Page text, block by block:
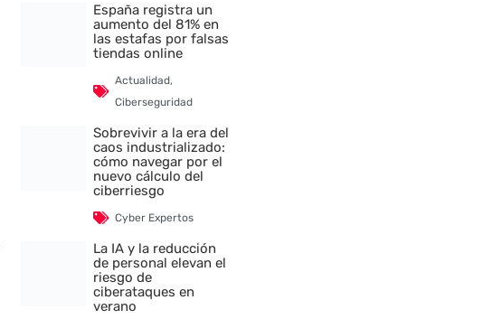
España registra un
aumento del 81% en
las estafas por falsas
tiendas online
Actualidad,
Ciberseguridad
Sobrevivir a la era del
caos industrializado:
cómo navegar por el
nuevo cálculo del
ciberriesgo
Cyber Expertos
La IA y la reducción
de personal elevan el
riesgo de
ciberataques en
verano